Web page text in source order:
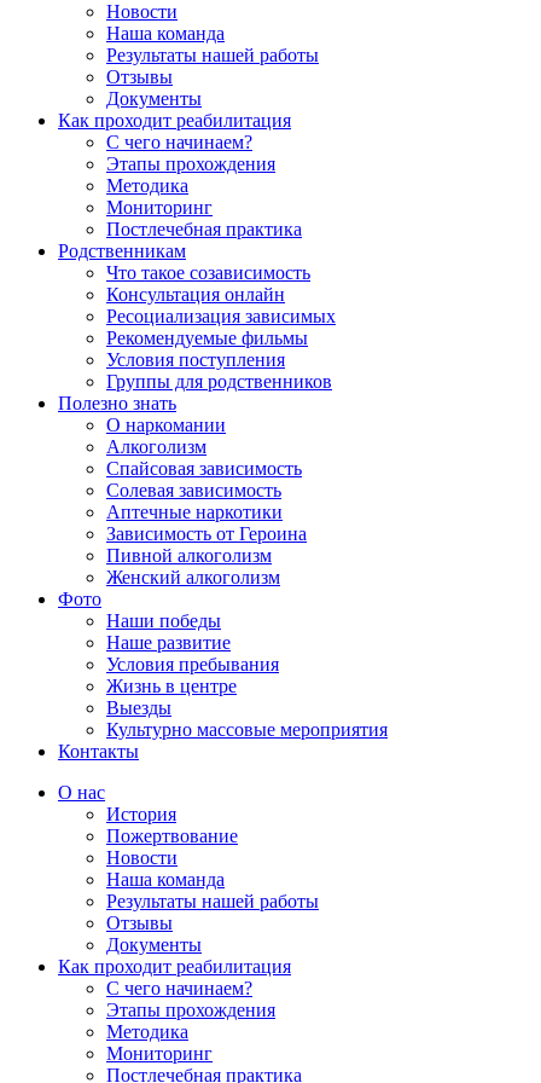
Новости
Наша команда
Результаты нашей работы
Отзывы
Документы
Как проходит реабилитация
С чего начинаем?
Этапы прохождения
Методика
Мониторинг
Постлечебная практика
Родственникам
Что такое созависимость
Консультация онлайн
Ресоциализация зависимых
Рекомендуемые фильмы
Условия поступления
Группы для родственников
Полезно знать
О наркомании
Алкоголизм
Спайсовая зависимость
Солевая зависимость
Аптечные наркотики
Зависимость от Героина
Пивной алкоголизм
Женский алкоголизм
Фото
Наши победы
Наше развитие
Условия пребывания
Жизнь в центре
Выезды
Культурно массовые мероприятия
Контакты
Страница
открывается
Страница
открывается
Страница
открывается
Страница
открывается
О нас
История
Пожертвование
Новости
Наша команда
Результаты нашей работы
Отзывы
Документы
Как проходит реабилитация
С чего начинаем?
Этапы прохождения
Методика
Мониторинг
Постлечебная практика